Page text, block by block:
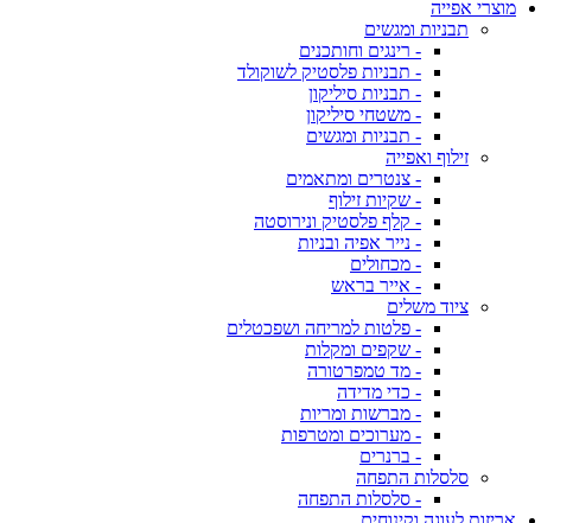
מוצרי אפייה
תבניות ומגשים
- רינגים וחותכנים
- תבניות פלסטיק לשוקולד
- תבניות סיליקון
- משטחי סיליקון
- תבניות ומגשים
זילוף ואפייה
- צנטרים ומתאמים
- שקיות זילוף
- קלף פלסטיק ונירוסטה
- נייר אפיה ובניות
- מכחולים
- אייר בראש
ציוד משלים
- פלטות למריחה ושפכטלים
- שקפים ומקלות
- מד טמפרטורה
- כדי מדידה
- מברשות ומריות
- מערוכים ומטרפות
- ברנרים
סלסלות התפחה
- סלסלות התפחה